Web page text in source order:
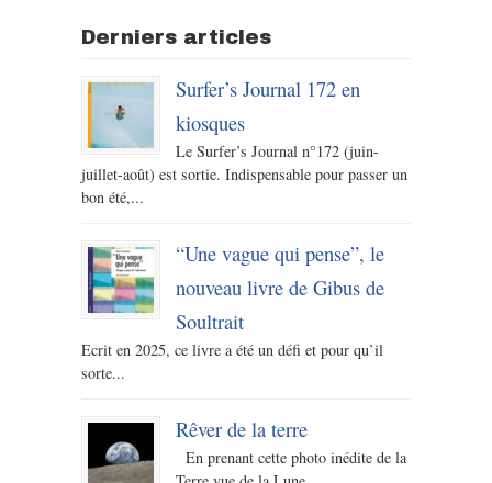
Derniers articles
Surfer’s Journal 172 en
kiosques
Le Surfer’s Journal n°172 (juin-
juillet-août) est sortie. Indispensable pour passer un
bon été,...
“Une vague qui pense”, le
nouveau livre de Gibus de
Soultrait
Ecrit en 2025, ce livre a été un défi et pour qu’il
sorte...
Rêver de la terre
En prenant cette photo inédite de la